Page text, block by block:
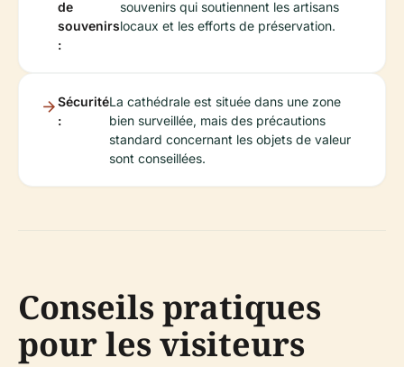
de
souvenirs
:
souvenirs qui soutiennent les artisans
locaux et les efforts de préservation.
Sécurité
:
La cathédrale est située dans une zone
bien surveillée, mais des précautions
standard concernant les objets de valeur
sont conseillées.
Conseils pratiques
pour les visiteurs